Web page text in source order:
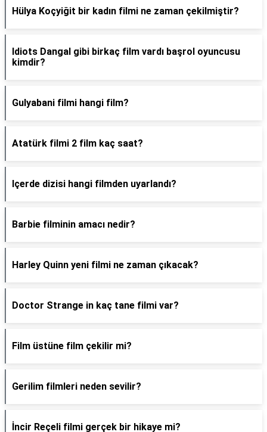
Hülya Koçyiğit bir kadın filmi ne zaman çekilmiştir?
Idiots Dangal gibi birkaç film vardı başrol oyuncusu
kimdir?
Gulyabani filmi hangi film?
Atatürk filmi 2 film kaç saat?
Içerde dizisi hangi filmden uyarlandı?
Barbie filminin amacı nedir?
Harley Quinn yeni filmi ne zaman çıkacak?
Doctor Strange in kaç tane filmi var?
Film üstüne film çekilir mi?
Gerilim filmleri neden sevilir?
İncir Reçeli filmi gerçek bir hikaye mi?